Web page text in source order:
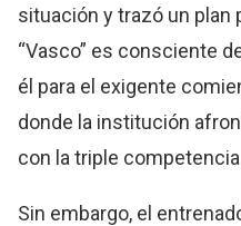
situación y trazó un plan
“Vasco” es consciente
él para el exigente
donde la institución
con la triple
Sin embargo, el